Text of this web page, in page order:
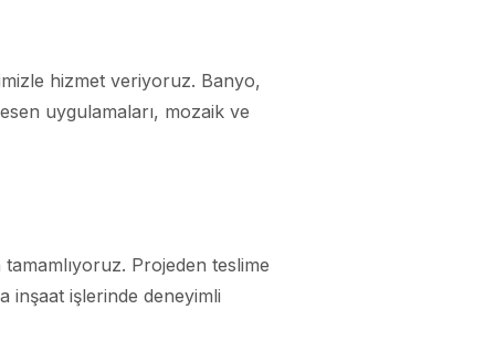
hizmet veriyoruz. Banyo,
uygulamaları, mozaik ve
Projeden teslime
inşaat işlerinde deneyimli